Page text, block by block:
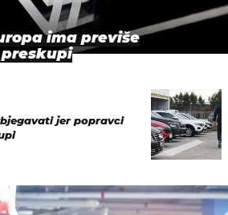
ima previše
jer popravci